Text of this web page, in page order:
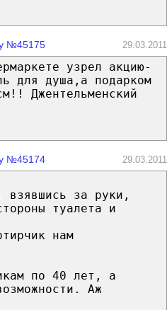
№45175 29.03.2011
узрел акцию-
для душа,а подарком
Джентельменский
№45174 29.03.2011
взявшись за руки,
туалета и
нам
по 40 лет, а
Аж